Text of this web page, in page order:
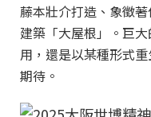
藤本壯介打造、象徵
建築「大屋根」。巨
用，還是以某種形式
期待。